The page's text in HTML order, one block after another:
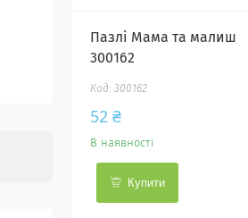
Пазлі Мама та малиш
300162
300162
52 ₴
В наявності
Купити